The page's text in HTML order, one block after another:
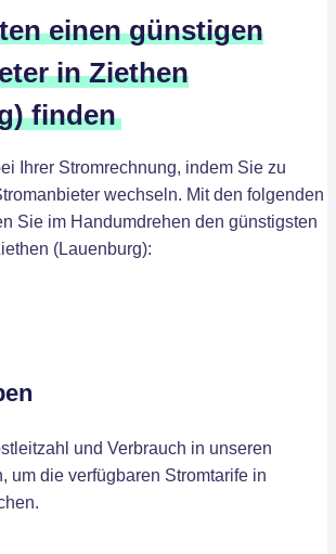
einen günstigen
in Ziethen
finden
Ihrer Stromrechnung, indem Sie zu
wechseln. Mit den folgenden
Sie im Handumdrehen den günstigsten
(Lauenburg):
und Verbrauch in unseren
um die verfügbaren Stromtarife in